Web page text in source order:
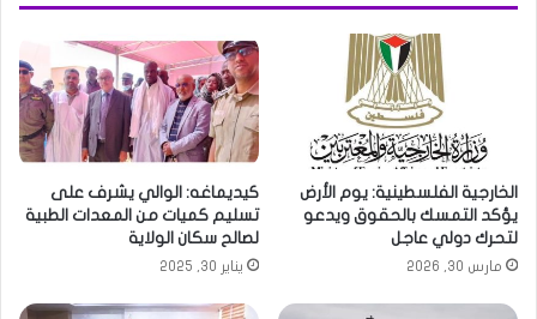
الخارجية الفلسطينية: يوم الأرض
يؤكد التمسك بالحقوق ويدعو
لتحرك دولي عاجل
مارس 30, 2026
كيديماغه: الوالي يشرف على
تسليم كميات من المعدات الطبية
لصالح سكان الولاية
يناير 30, 2025